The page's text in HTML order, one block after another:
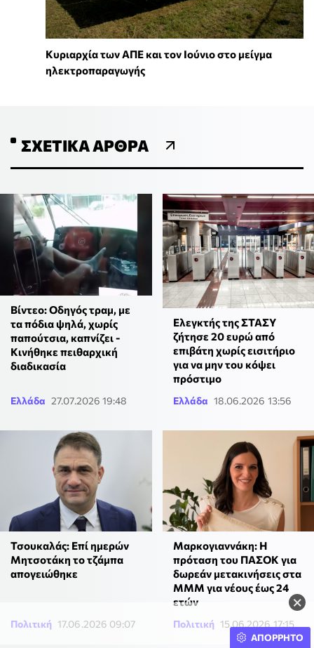
×
Κυριαρχία των ΑΠΕ και τον Ιούνιο στο μείγμα
ηλεκτροπαραγωγής
ΣΧΕΤΙΚΆ ΆΡΘΡΑ
Βίντεο: Οδηγός τραμ, με
τα πόδια ψηλά, χωρίς
παπούτσια, καπνίζει -
Κινήθηκε πειθαρχική
διαδικασία
Ελλάδα 27.07.2026 19:48
Ελεγκτής της ΣΤΑΣΥ
ζήτησε 20 ευρώ από
επιβάτη χωρίς εισιτήριο
για να μην του κόψει
πρόστιμο
Ελλάδα 18.06.2026 13:56
Τσουκαλάς: Επί ημερών
Μητσοτάκη το τζάμπα
απογειώθηκε
Πολιτική 17.06.2026 09:07
Μαρκογιαννάκη: Η
πρόταση του ΠΑΣΟΚ για
δωρεάν μετακινήσεις στα
ΜΜΜ για νέους έως 24
ετών
Πολιτική 15.06.2026 17:15
ΑΠΟΡΡΗΤΟ